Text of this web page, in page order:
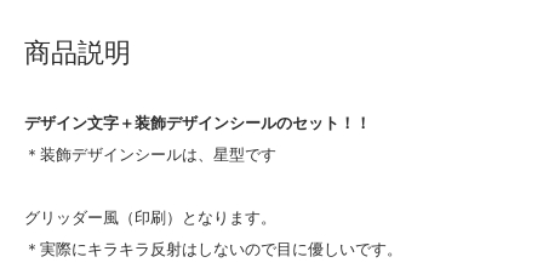
商品説明
デザイン文字＋装飾デザインシールのセット！！
＊装飾デザインシールは、星型です
グリッダー風（印刷）となります。
＊実際にキラキラ反射はしないので目に優しいです。